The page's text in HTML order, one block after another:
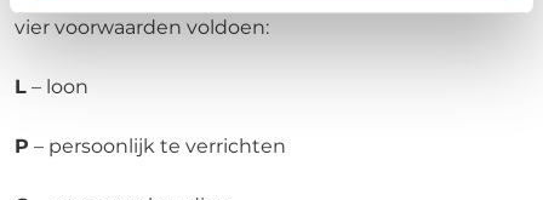
vier voorwaarden voldoen:
L – loon
P – persoonlijk te verrichten